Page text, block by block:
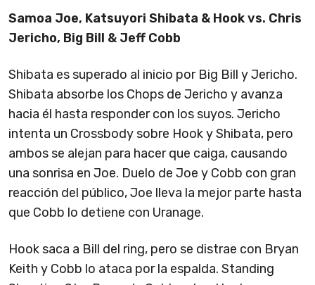
Samoa Joe, Katsuyori Shibata & Hook vs. Chris
Jericho, Big Bill & Jeff Cobb
Shibata es superado al inicio por Big Bill y Jericho.
Shibata absorbe los Chops de Jericho y avanza
hacia él hasta responder con los suyos. Jericho
intenta un Crossbody sobre Hook y Shibata, pero
ambos se alejan para hacer que caiga, causando
una sonrisa en Joe. Duelo de Joe y Cobb con gran
reacción del público, Joe lleva la mejor parte hasta
que Cobb lo detiene con Uranage.
Hook saca a Bill del ring, pero se distrae con Bryan
Keith y Cobb lo ataca por la espalda. Standing